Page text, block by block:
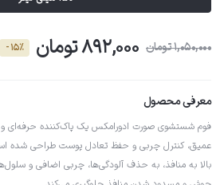
1,050,000 تومان 892,000 تومان - 15٪
معرفی محصول
فوم شستشوی صورت ادورامکس یک پاک‌کننده حرفه‌ای و
عمیق، کنترل چربی و حفظ تعادل پوست طراحی شده
بالا به منافذ، به حذف آلودگی‌ها، چربی اضافی و